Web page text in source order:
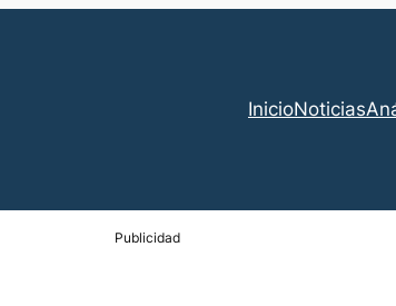
InicioNoticias